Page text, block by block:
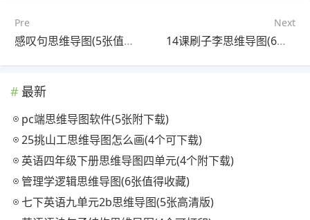
Pre
感叹句思维导图(5张值得收藏)
Next
14课刷子李思维导图(6张可打印)
最新
pc端思维导图软件(5张附下载)
25挑山工思维导图怎么画(4个可下载)
英语四年级下册思维导图四单元(4个附下载)
管理学逻辑思维导图(6张值得收藏)
七下英语九单元2b思维导图(5张高清版)